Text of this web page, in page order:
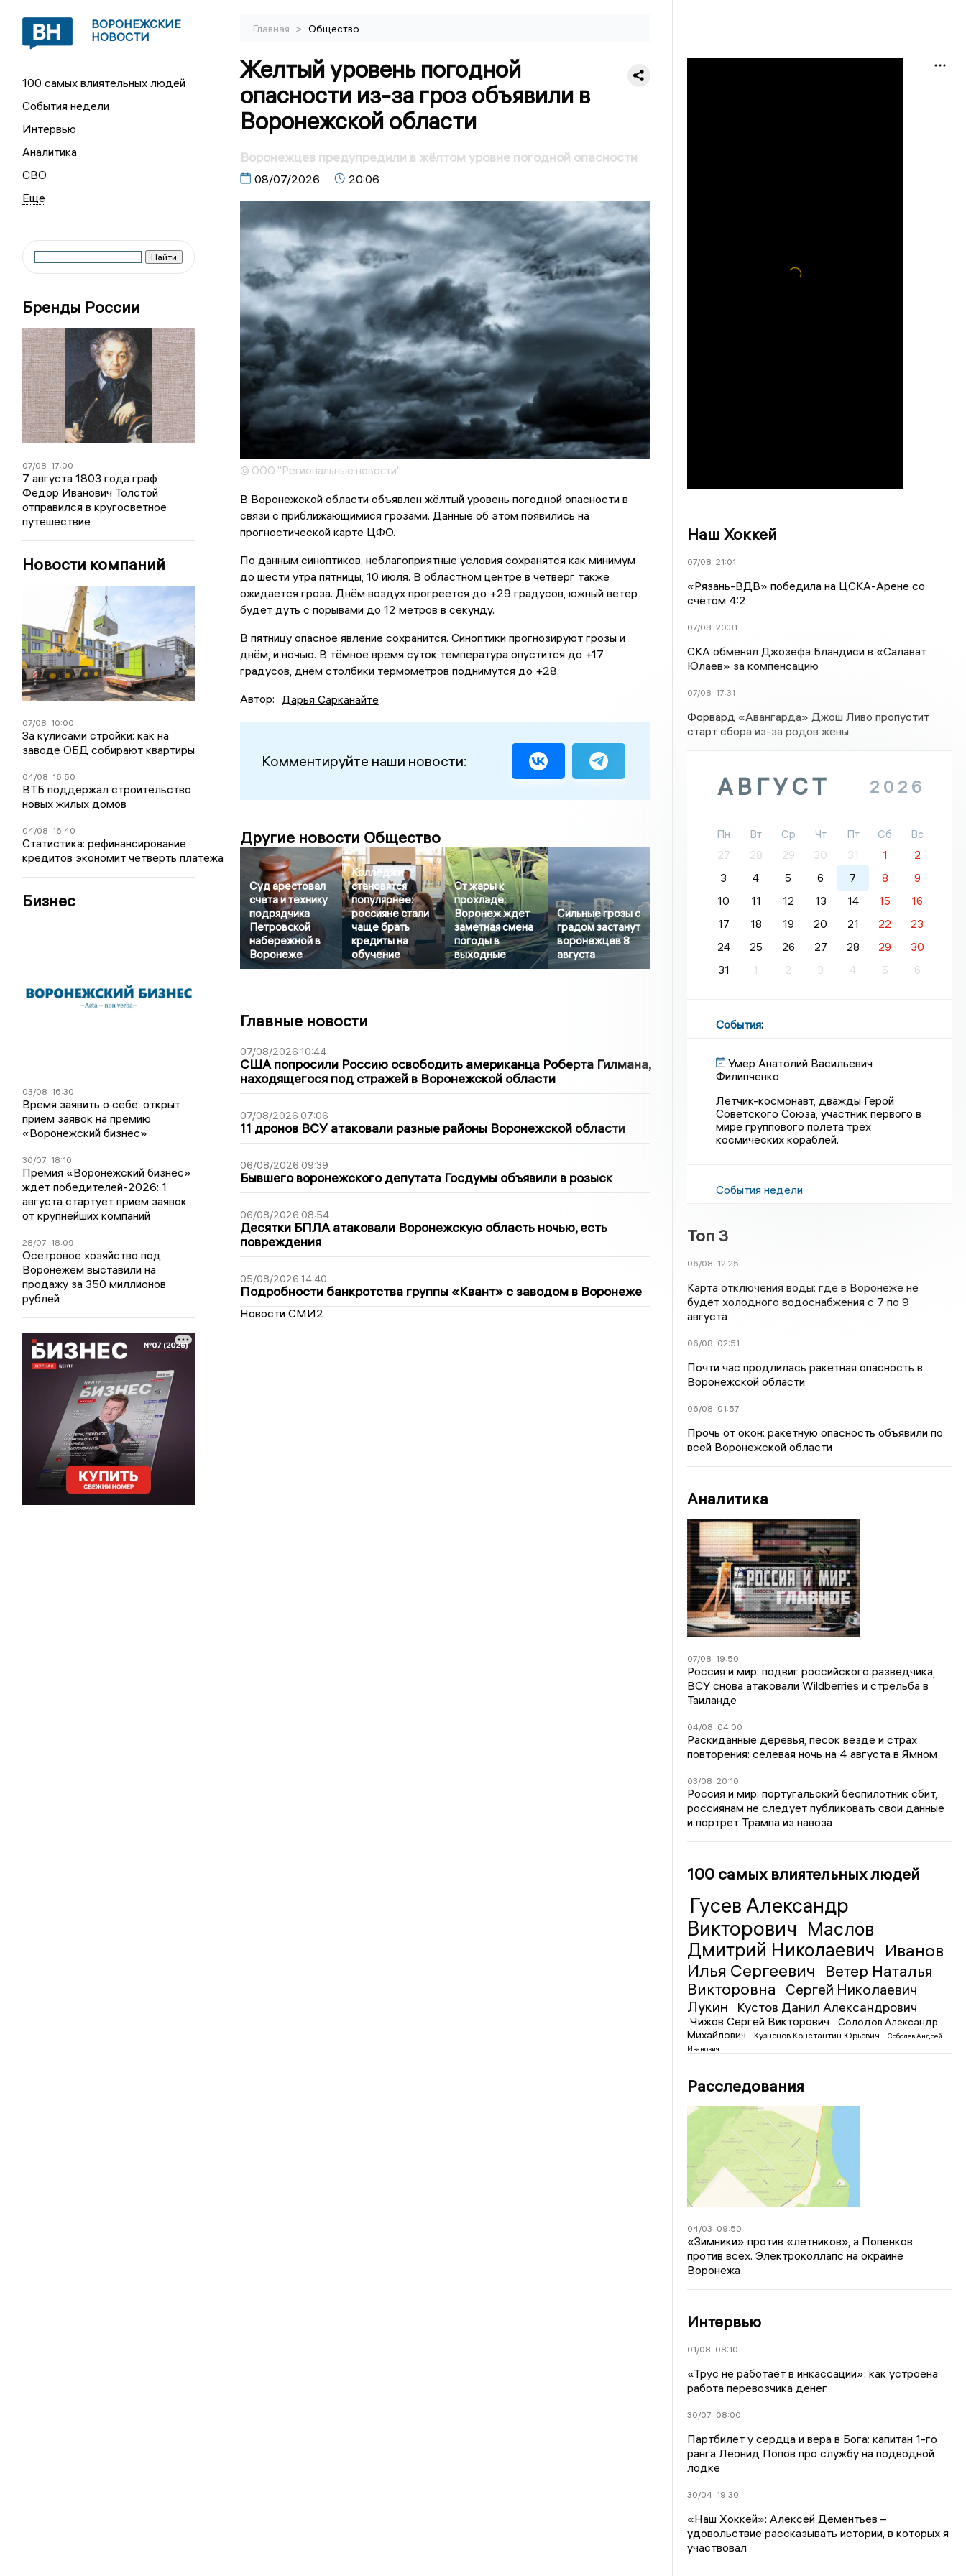
ВОРОНЕЖСКИЕ
НОВОСТИ
100 самых влиятельных людей
События недели
Интервью
Аналитика
СВО
Бренды России
07/08 17:00
7 августа 1803 года граф
Федор Иванович Толстой
отправился в кругосветное
путешествие
Новости компаний
07/08 10:00
За кулисами стройки: как на
заводе ОБД собирают квартиры
04/08 16:50
ВТБ поддержал строительство
новых жилых домов
04/08 16:40
Статистика: рефинансирование
кредитов экономит четверть платежа
Бизнес
03/08 16:30
Время заявить о себе: открыт
прием заявок на премию
«Воронежский бизнес»
30/07 18:10
Премия «Воронежский бизнес»
ждет победителей-2026: 1
августа стартует прием заявок
от крупнейших компаний
28/07 18:09
Осетровое хозяйство под
Воронежем выставили на
продажу за 350 миллионов
рублей
Главная > Общество
Желтый уровень погодной
опасности из-за гроз объявили в
Воронежской области
Воронежцев предупредили в жёлтом уровне погодной опасности
08/07/2026 20:06
© ООО "Региональные новости"
В Воронежской области объявлен жёлтый уровень погодной опасности в
связи с приближающимися грозами. Данные об этом появились на
прогностической карте ЦФО.
По данным синоптиков, неблагоприятные условия сохранятся как минимум
до шести утра пятницы, 10 июля. В областном центре в четверг также
ожидается гроза. Днём воздух прогреется до +29 градусов, южный ветер
будет дуть с порывами до 12 метров в секунду.
В пятницу опасное явление сохранится. Синоптики прогнозируют грозы и
днём, и ночью. В тёмное время суток температура опустится до +17
градусов, днём столбики термометров поднимутся до +28.
Автор: Дарья Сарканайте
Комментируйте наши новости:
Другие новости Общество
Суд арестовал
счета и технику
подрядчика
Петровской
набережной в
Воронеже
Колледжи
становятся
популярнее:
россияне стали
чаще брать
кредиты на
обучение
От жары к
прохладе:
Воронеж ждет
заметная смена
погоды в
выходные
Сильные грозы с
градом застанут
воронежцев 8
августа
Главные новости
07/08/2026 10:44
США попросили Россию освободить американца Роберта Гилмана,
находящегося под стражей в Воронежской области
07/08/2026 07:06
11 дронов ВСУ атаковали разные районы Воронежской области
06/08/2026 09:39
Бывшего воронежского депутата Госдумы объявили в розыск
06/08/2026 08:54
Десятки БПЛА атаковали Воронежскую область ночью, есть
повреждения
05/08/2026 14:40
Подробности банкротства группы «Квант» с заводом в Воронеже
Новости СМИ2
Наш Хоккей
07/08 21:01
«Рязань-ВДВ» победила на ЦСКА-Арене со
счётом 4:2
07/08 20:31
СКА обменял Джозефа Бландиси в «Салават
Юлаев» за компенсацию
07/08 17:31
Форвард «Авангарда» Джош Ливо пропустит
старт сбора из-за родов жены
АВГУСТ 2026
Пн Вт Ср Чт Пт Сб
Вс
27
28 29 30 31 1
2
3
4 5 6 7 8
9
10
11 12 13 14 15
16
17
18 19 20 21 22
23
24
25 26 27 28 29
30
31
1 2 3 4 5 6
События:
Умер Анатолий Васильевич
Филипченко
Летчик-космонавт, дважды Герой
Советского Союза, участник первого в
мире группового полета трех
космических кораблей.
События недели
Топ 3
06/08 12:25
Карта отключения воды: где в Воронеже не
будет холодного водоснабжения с 7 по 9
августа
06/08 02:51
Почти час продлилась ракетная опасность в
Воронежской области
06/08 01:57
Прочь от окон: ракетную опасность объявили по
всей Воронежской области
Аналитика
07/08 19:50
Россия и мир: подвиг российского разведчика,
ВСУ снова атаковали Wildberries и стрельба в
Таиланде
04/08 04:00
Раскиданные деревья, песок везде и страх
повторения: селевая ночь на 4 августа в Ямном
03/08 20:10
Россия и мир: португальский беспилотник сбит,
россиянам не следует публиковать свои данные
и портрет Трампа из навоза
100 самых влиятельных людей
Гусев Александр
Викторович Маслов
Дмитрий Николаевич Иванов
Илья Сергеевич
Ветер Наталья
Викторовна
Сергей Николаевич
Лукин
Кустов Данил Александрович
Чижов Сергей Викторович
Солодов Александр
Михайлович
Кузнецов Константин Юрьевич
Соболев Андрей
Иванович
Расследования
04/03 09:50
«Зимники» против «летников», а Попенков
против всех. Электроколлапс на окраине
Воронежа
Интервью
01/08 08:10
«Трус не работает в инкассации»: как устроена
работа перевозчика денег
30/07 08:00
Партбилет у сердца и вера в Бога: капитан 1-го
ранга Леонид Попов про службу на подводной
лодке
30/04 19:30
«Наш Хоккей»: Алексей Дементьев –
удовольствие рассказывать истории, в которых я
участвовал